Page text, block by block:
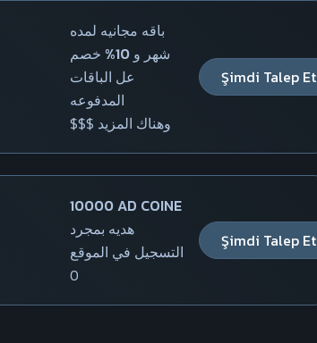
باقه مجانيه لمده
شهر و 10% خصم
عل الباقات
المدفوعه
$$$ وهناك المزيد
Şimdi Talep Et
10000 AD COINE
هديه بمجرد
التسجيل في الموقع
0
Şimdi Talep Et